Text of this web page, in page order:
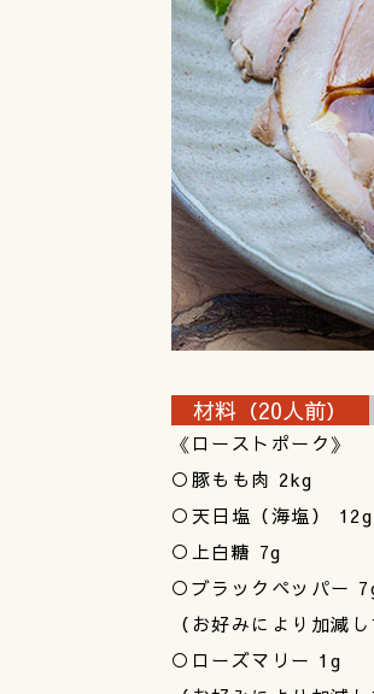
材料（20人前）
《ローストポーク》
○豚もも肉 2kg
○天日塩（海塩） 12g
○上白糖 7g
○ブラックペッパー
（お好みにより加減し
○ローズマリー 1g